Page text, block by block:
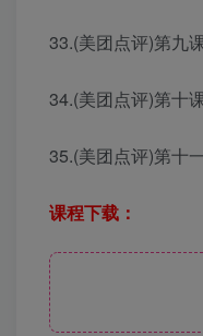
33.(美团点评)第九
34.(美团点评)第十
35.(美团点评)第十
课程下载：